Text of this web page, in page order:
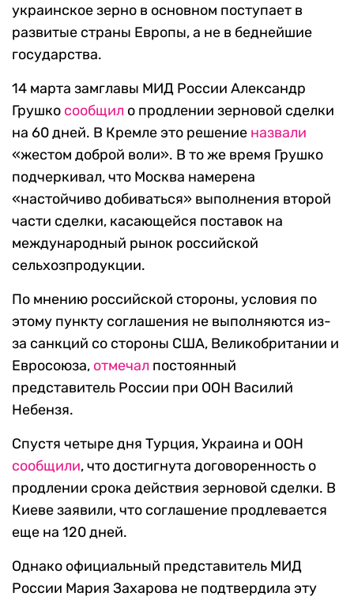
украинское зерно в основном поступает в
развитые страны Европы, а не в беднейшие
государства.
14 марта замглавы МИД России Александр
Грушко сообщил о продлении зерновой сделки
на 60 дней. В Кремле это решение назвали
«жестом доброй воли». В то же время Грушко
подчеркивал, что Москва намерена
«настойчиво добиваться» выполнения второй
части сделки, касающейся поставок на
международный рынок российской
сельхозпродукции.
По мнению российской стороны, условия по
этому пункту соглашения не выполняются из-
за санкций со стороны США, Великобритании и
Евросоюза, отмечал постоянный
представитель России при ООН Василий
Небензя.
Спустя четыре дня Турция, Украина и ООН
сообщили, что достигнута договоренность о
продлении срока действия зерновой сделки. В
Киеве заявили, что соглашение продлевается
еще на 120 дней.
Однако официальный представитель МИД
России Мария Захарова не подтвердила эту